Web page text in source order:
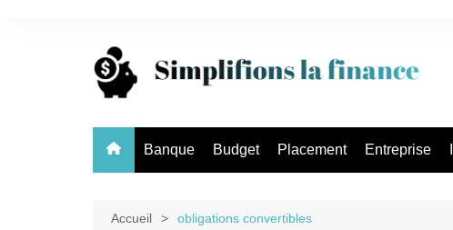
Banque Budget Placement Entreprise
Accueil obligations convertibles